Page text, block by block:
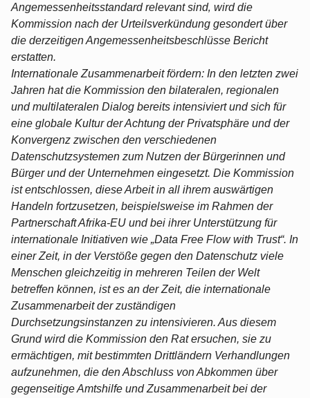
Angemessenheitsstandard relevant sind‚ wird die
Kommission nach der Urteilsverkündung gesondert über
die derzeitigen Angemessenheitsbeschlüsse Bericht
erstatten.
Internationale Zusammenarbeit fördern: In den letzten zwei
Jahren hat die Kommission den bilateralen, regionalen
und multilateralen Dialog bereits intensiviert und sich für
eine globale Kultur der Achtung der Privatsphäre und der
Konvergenz zwischen den verschiedenen
Datenschutzsystemen zum Nutzen der Bürgerinnen und
Bürger und der Unternehmen eingesetzt. Die Kommission
ist entschlossen, diese Arbeit in all ihrem auswärtigen
Handeln fortzusetzen, beispielsweise im Rahmen der
Partnerschaft Afrika-EU und bei ihrer Unterstützung für
internationale Initiativen wie „Data Free Flow with Trust“. In
einer Zeit, in der Verstöße gegen den Datenschutz viele
Menschen gleichzeitig in mehreren Teilen der Welt
betreffen können, ist es an der Zeit, die internationale
Zusammenarbeit der zuständigen
Durchsetzungsinstanzen zu intensivieren. Aus diesem
Grund wird die Kommission den Rat ersuchen, sie zu
ermächtigen, mit bestimmten Drittländern Verhandlungen
aufzunehmen, die den Abschluss von Abkommen über
gegenseitige Amtshilfe und Zusammenarbeit bei der